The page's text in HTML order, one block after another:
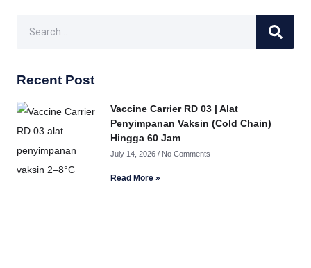
Recent Post
Vaccine Carrier RD 03 | Alat
Penyimpanan Vaksin (Cold Chain)
Hingga 60 Jam
July 14, 2026 No Comments
Read More »